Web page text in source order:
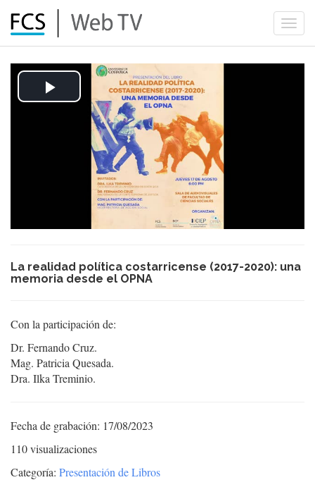
Play
Video
La realidad política costarricense (2017-2020): una
memoria desde el OPNA
Con la participación de:
Dr. Fernando Cruz.
Mag. Patricia Quesada.
Dra. Ilka Treminio.
Fecha de grabación: 17/08/2023
110 visualizaciones
Categoría: Presentación de Libros